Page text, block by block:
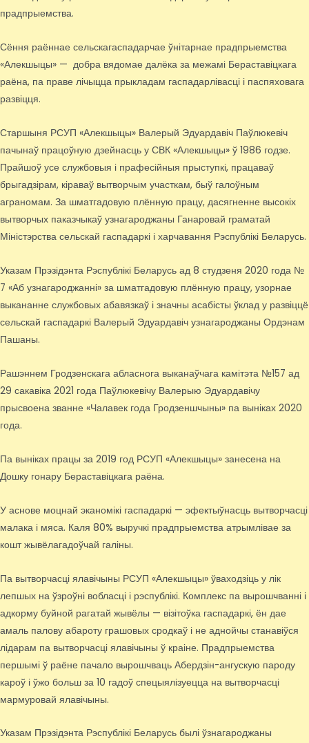
прадпрыемства.
Сёння раённае сельскагаспадарчае ўнітарнае прадпрыемства
«Алекшыцы» — добра вядомае далёка за межамі Бераставіцкага
раёна, па праве лічыцца прыкладам гаспадарлівасці і паспяховага
развіцця.
Старшыня РСУП «Алекшыцы» Валерый Эдуардавіч Паўлюкевіч
пачынаў працоўную дзейнасць у СВК «Алекшыцы» ў 1986 годзе.
Прайшоў усе службовыя і прафесійныя прыступкі, працаваў
брыгадзірам, кіраваў вытворчым участкам, быў галоўным
аграномам. За шматгадовую плённую працу, дасягненне высокіх
вытворчых паказчыкаў узнагароджаны Ганаровай граматай
Міністэрства сельскай гаспадаркі і харчавання Рэспублікі Беларусь.
Указам Прэзідэнта Рэспублікі Беларусь ад 8 студзеня 2020 года №
7 «Аб узнагароджанні» за шматгадовую плённую працу, узорнае
выкананне службовых абавязкаў і значны асабісты ўклад у развіццё
сельскай гаспадаркі Валерый Эдуардавіч узнагароджаны Ордэнам
Пашаны.
Рашэннем Гродзенскага абласнога выканаўчага камітэта №157 ад
29 сакавіка 2021 года Паўлюкевічу Валерыю Эдуардавічу
прысвоена званне «Чалавек года Гродзеншчыны» па выніках 2020
года.
Па выніках працы за 2019 год РСУП «Алекшыцы» занесена на
Дошку гонару Бераставіцкага раёна.
У аснове моцнай эканомікі гаспадаркі — эфектыўнасць вытворчасці
малака і мяса. Каля 80% выручкі прадпрыемства атрымлівае за
кошт жывёлагадоўчай галіны.
Па вытворчасці ялавічыны РСУП «Алекшыцы» ўваходзіць у лік
лепшых на ўзроўні вобласці і рэспублікі. Комплекс па вырошчванні і
адкорму буйной рагатай жывёлы — візітоўка гаспадаркі, ён дае
амаль палову абароту грашовых сродкаў і не аднойчы станавіўся
лідарам па вытворчасці ялавічыны ў краіне. Прадпрыемства
першымі ў раёне пачало вырошчваць Абердзін-ангускую пароду
кароў і ўжо больш за 10 гадоў спецыялізуецца на вытворчасці
мармуровай ялавічыны.
Указам Прэзідэнта Рэспублікі Беларусь былі ўзнагароджаны